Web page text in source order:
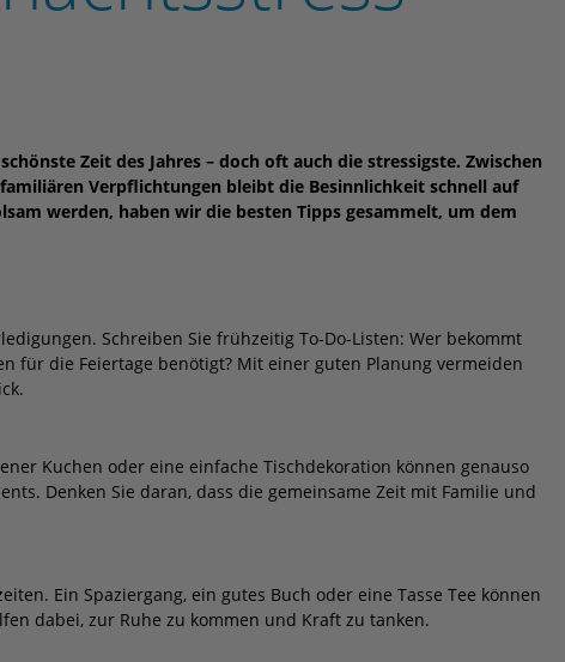
Zeit des Jahres – doch oft auch die stressigste. Zwischen
Verpflichtungen bleibt die Besinnlichkeit schnell auf
werden, haben wir die besten Tipps gesammelt, um dem
Schreiben Sie frühzeitig To-Do-Listen: Wer bekommt
für die Feiertage benötigt? Mit einer guten Planung vermeiden
Kuchen oder eine einfache Tischdekoration können genauso
Denken Sie daran, dass die gemeinsame Zeit mit Familie und
Ein Spaziergang, ein gutes Buch oder eine Tasse Tee können
dabei, zur Ruhe zu kommen und Kraft zu tanken.